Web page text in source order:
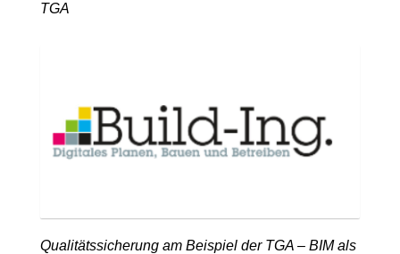
TGA
Qualitätssicherung am Beispiel der TGA – BIM als